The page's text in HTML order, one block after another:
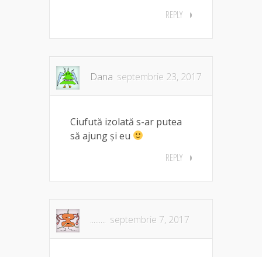
REPLY
Dana septembrie 23, 2017
Ciufută izolată s-ar putea
să ajung și eu
REPLY
......... septembrie 7, 2017